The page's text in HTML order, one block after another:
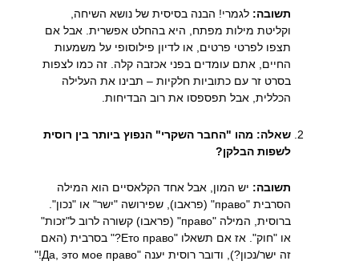
תשובה: לגמרי! הבנה בסיסית של נושא השיחה,
וקליטת מילות מפתח, היא בהחלט אפשרית. אבל אם
תצפו לפרטי פרטים, או לדיון פילוסופי על משמעות
החיים, אתם עומדים בפני אכזבה קלה. זה כמו לצפות
בסרט זר עם כתוביות חלקיות – תבינו את העלילה
הכללית, אבל תפספסו את רוב הבדיחות.
שאלה: מהו "החבר השקרי" הנפוץ ביותר בין רוסית
לשפות הבלקן?
תשובה: יש המון, אבל אחד הקלאסיים הוא המילה
הסרבית "право" (פראבו), שפירושה "ישר" או "נכון".
ברוסית, המילה "право" (פראבו) קשורה לרוב ל"זכות"
או "חוק". אז אם תשאלו "Ето право?" בסרבית (האם
זה ישר/נכון?), ודובר רוסית יענה "Да, это мое право!"